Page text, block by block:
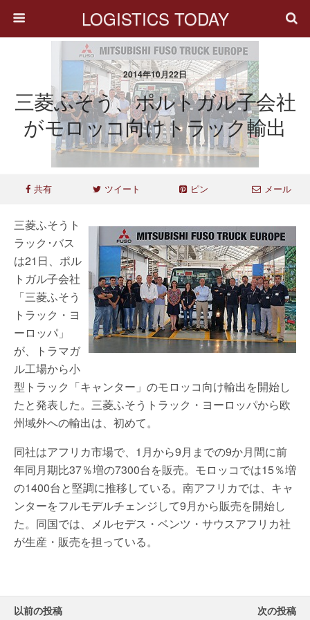
LOGISTICS TODAY
2014年10月22日
三菱ふそう、ポルトガル子会社
がモロッコ向けトラック輸出
共有 ツイート ピン メール
三菱ふそうト
ラック･バス
は21日、ポル
トガル子会社
「三菱ふそう
トラック・ヨ
ーロッパ」
が、トラマガ
ル工場から小
型トラック「キャンター」のモロッコ向け輸出を開始し
たと発表した。三菱ふそうトラック・ヨーロッパから欧
州域外への輸出は、初めて。
同社はアフリカ市場で、1月から9月までの9か月間に前
年同月期比37％増の7300台を販売。モロッコでは15％増
の1400台と堅調に推移している。南アフリカでは、キャ
ンターをフルモデルチェンジして9月から販売を開始し
た。同国では、メルセデス・ベンツ・サウスアフリカ社
が生産・販売を担っている。
以前の投稿 次の投稿